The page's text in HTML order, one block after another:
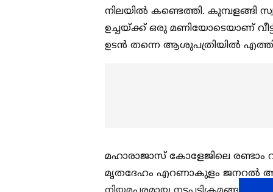
നിലയിൽ കണ്ടെത്തി. കുമ്പളങ്ങി
ഉച്ചയ്ക്ക് ഒരു മണിയോടെയാണ്
ഉടൻ തന്നെ ആശുപത്രിയിൽ
മഹാരാജാസ് കോളേജിലെ രണ്ടാം
മൃതദേഹം എറണാകുളം ജനറൽ
നിയമപരമായ